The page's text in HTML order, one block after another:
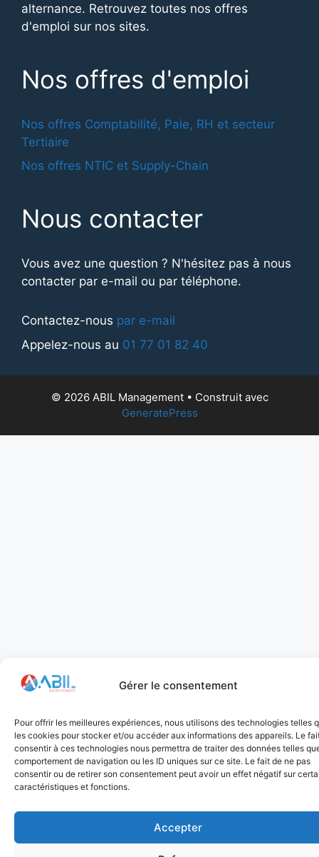
Gérer le consentement
Pour offrir les meilleures expériences, nous utilisons des technologies telles
les cookies pour stocker et/ou accéder aux informations des appareils. Le
consentir à ces technologies nous permettra de traiter des données telles
comportement de navigation ou les ID uniques sur ce site. Le fait de ne pas
consentir ou de retirer son consentement peut avoir un effet négatif sur
caractéristiques et fonctions.
Accepter
alternance. Retrouvez toutes nos offres
d'emploi sur nos sites.
Nos offres d'emploi
Nos offres Comptabilité, Paie, RH et secteur
Tertiaire
Nos offres NTIC et Supply-Chain
Nous contacter
Vous avez une question ? N'hésitez pas à nous
contacter par e-mail ou par téléphone.
Contactez-nous par e-mail
Appelez-nous au 01 77 01 82 40
© 2026 ABIL Management• Construit avec
GeneratePress